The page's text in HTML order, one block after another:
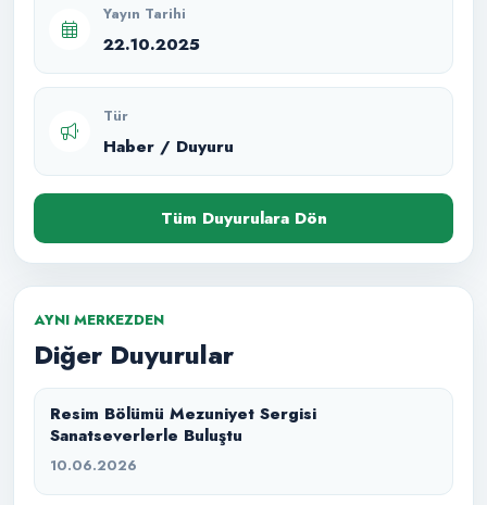
Yayın Tarihi
22.10.2025
Tür
Haber / Duyuru
Tüm Duyurulara Dön
AYNI MERKEZDEN
Diğer Duyurular
Resim Bölümü Mezuniyet Sergisi
Sanatseverlerle Buluştu
10.06.2026